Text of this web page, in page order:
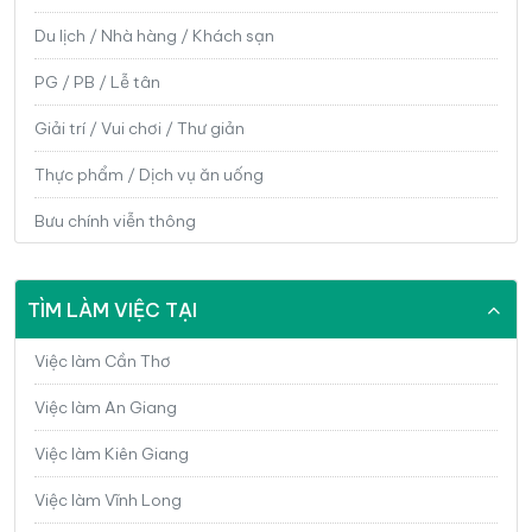
Du lịch / Nhà hàng / Khách sạn
PG / PB / Lễ tân
Giải trí / Vui chơi / Thư giản
Thực phẩm / Dịch vụ ăn uống
Bưu chính viễn thông
Điện / Điện tử / Điện lạnh
Cơ khí / Kỹ thuật ứng dụng
Sản xuất / Vận hành sản xuất
Bảo hành / Sửa chữa
Ngân hàng / Chứng khoán / Đầu tư
TÌM LÀM VIỆC TẠI
Việc làm Cần Thơ
Việc làm An Giang
Việc làm Kiên Giang
Việc làm Vĩnh Long